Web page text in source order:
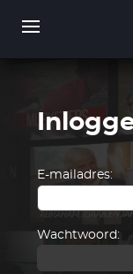
WORD LID
E-mailadres:
Wachtwoord: